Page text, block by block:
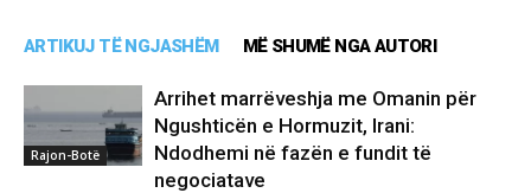
ARTIKUJ TË NGJASHËM MË SHUMË NGA AUTORI
Rajon-Botë
Arrihet marrëveshja me Omanin për
Ngushticën e Hormuzit, Irani:
Ndodhemi në fazën e fundit të
negociatave